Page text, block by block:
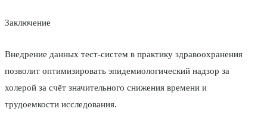
Заключение
Внедрение данных тест-систем в практику здравоохранения
позволит оптимизировать эпидемиологический надзор за
холерой за счёт значительного снижения времени и
трудоемкости исследования.